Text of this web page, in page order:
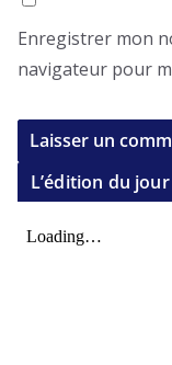
Enregistrer mon
navigateur pour
L’édition du jour